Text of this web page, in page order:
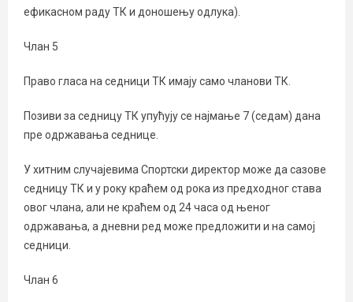
ефикасном раду ТК и доношењу одлука).
Члан 5
Право гласа на седници ТК имају само чланови ТК.
Позиви за седницу ТК упућују се најмање 7 (седам) дана
пре одржавања седнице.
У хитним случајевима Спортски директор може да сазове
седницу ТК и у року краћем од рока из предходног става
овог члана, али не краћем од 24 часа од њеног
одржавања, а дневни ред може предложити и на самој
седници.
Члан 6